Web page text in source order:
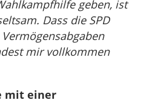
geben, ist
Dass die SPD
mir vollkommen
mit einer